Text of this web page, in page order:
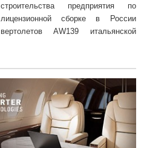
строительства предприятия по
лицензионной сборке в России
вертолетов AW139 итальянской